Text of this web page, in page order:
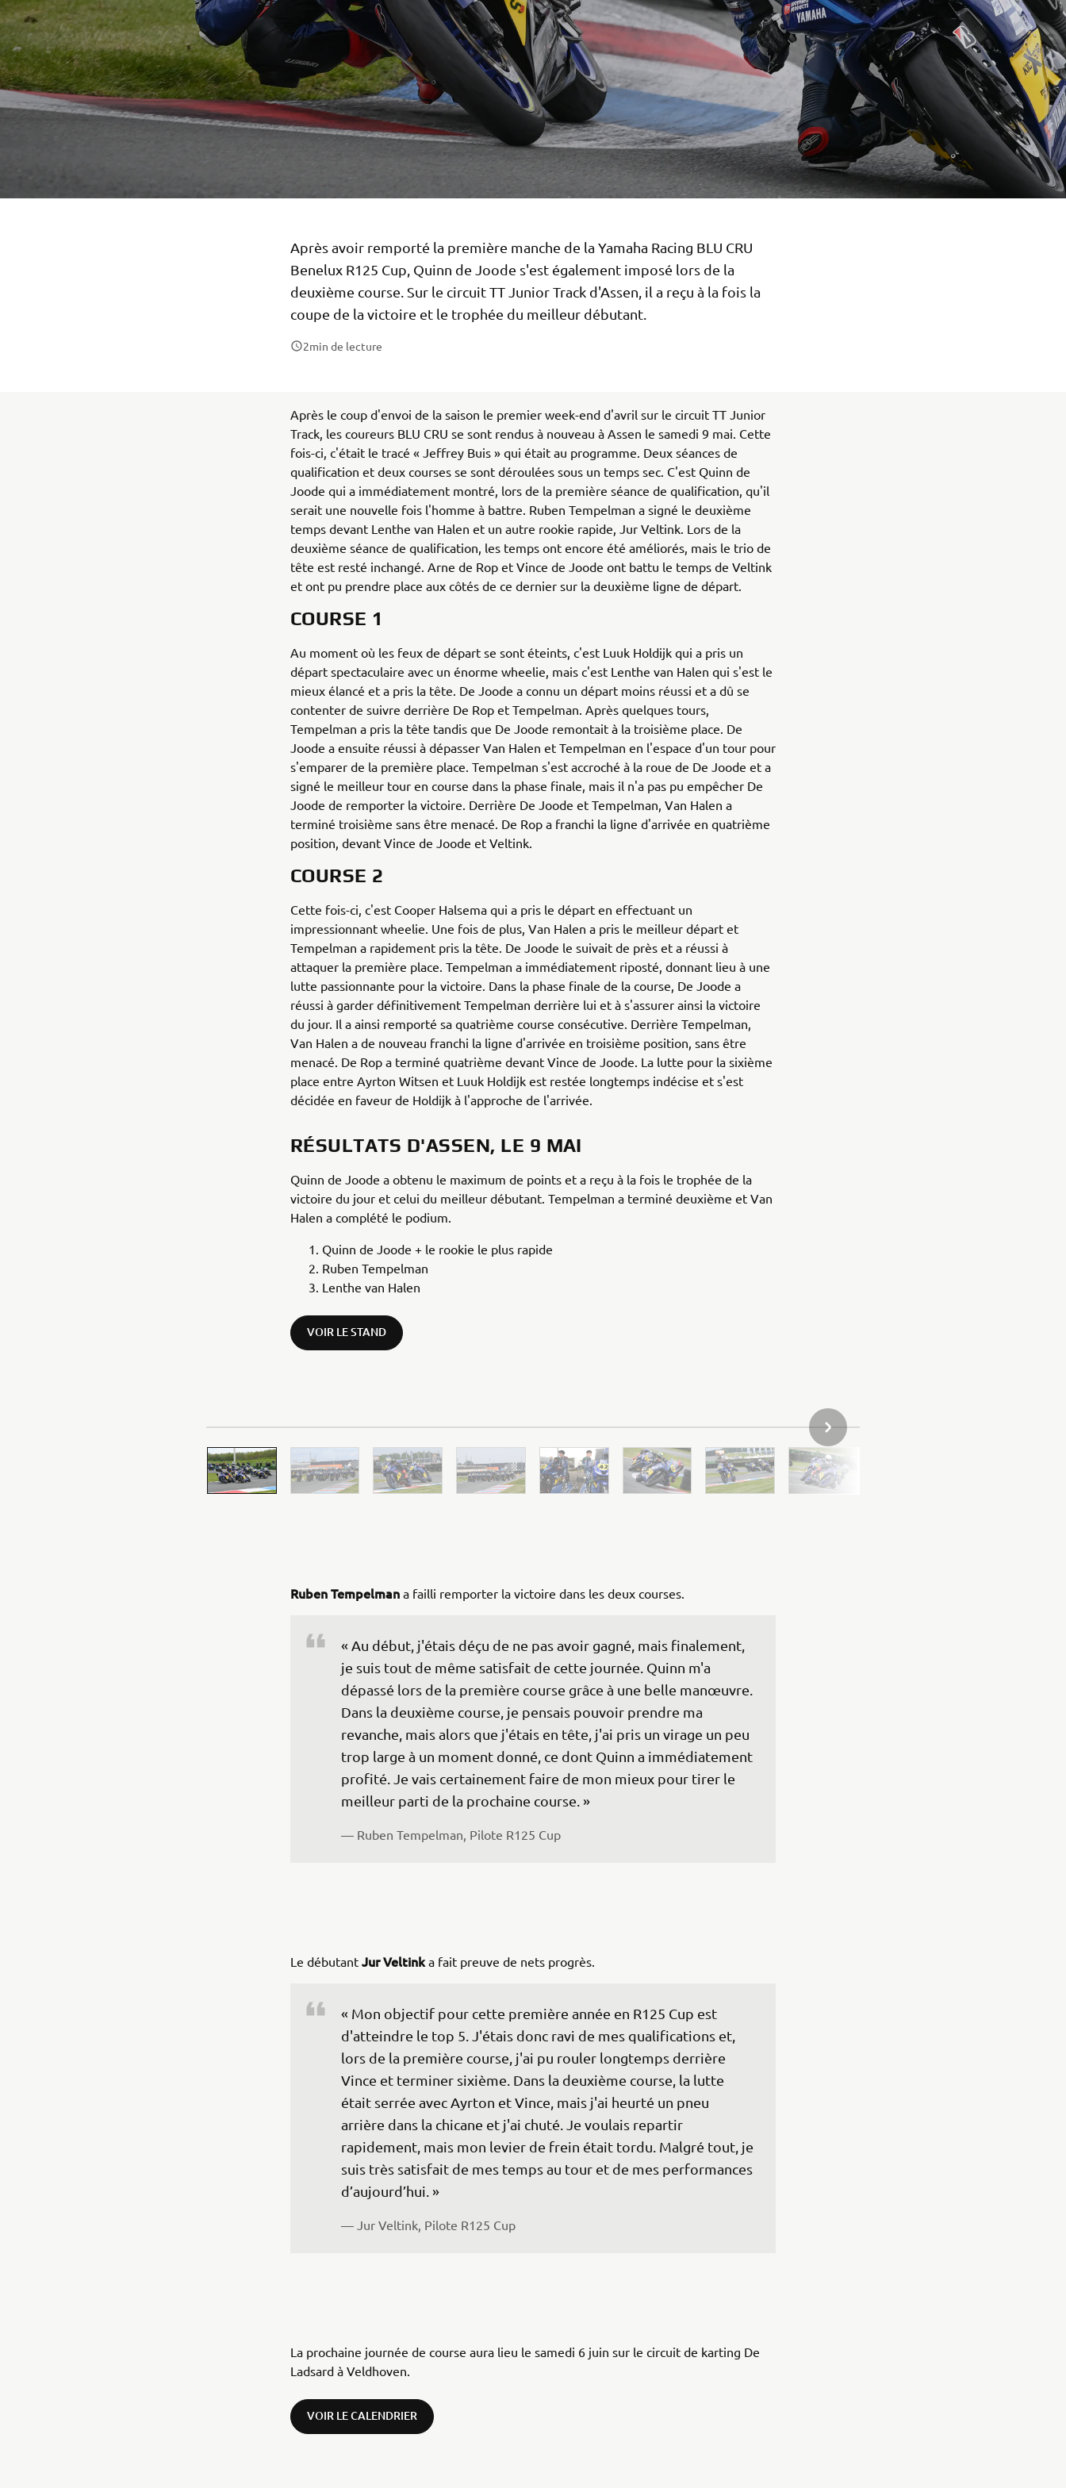
Après avoir remporté la première manche de la Yamaha Racing BLU CRU
Benelux R125 Cup, Quinn de Joode s'est également imposé lors de la
deuxième course. Sur le circuit TT Junior Track d'Assen, il a reçu à la fois la
coupe de la victoire et le trophée du meilleur débutant.
2min de lecture
Après le coup d'envoi de la saison le premier week-end d'avril sur le circuit TT Junior
Track, les coureurs BLU CRU se sont rendus à nouveau à Assen le samedi 9 mai. Cette
fois-ci, c'était le tracé « Jeffrey Buis » qui était au programme. Deux séances de
qualification et deux courses se sont déroulées sous un temps sec. C'est Quinn de
Joode qui a immédiatement montré, lors de la première séance de qualification, qu'il
serait une nouvelle fois l'homme à battre. Ruben Tempelman a signé le deuxième
temps devant Lenthe van Halen et un autre rookie rapide, Jur Veltink. Lors de la
deuxième séance de qualification, les temps ont encore été améliorés, mais le trio de
tête est resté inchangé. Arne de Rop et Vince de Joode ont battu le temps de Veltink
et ont pu prendre place aux côtés de ce dernier sur la deuxième ligne de départ.
COURSE 1
Au moment où les feux de départ se sont éteints, c'est Luuk Holdijk qui a pris un
départ spectaculaire avec un énorme wheelie, mais c'est Lenthe van Halen qui s'est le
mieux élancé et a pris la tête. De Joode a connu un départ moins réussi et a dû se
contenter de suivre derrière De Rop et Tempelman. Après quelques tours,
Tempelman a pris la tête tandis que De Joode remontait à la troisième place. De
Joode a ensuite réussi à dépasser Van Halen et Tempelman en l'espace d'un tour pour
s'emparer de la première place. Tempelman s'est accroché à la roue de De Joode et a
signé le meilleur tour en course dans la phase finale, mais il n'a pas pu empêcher De
Joode de remporter la victoire. Derrière De Joode et Tempelman, Van Halen a
terminé troisième sans être menacé. De Rop a franchi la ligne d'arrivée en quatrième
position, devant Vince de Joode et Veltink.
COURSE 2
Cette fois-ci, c'est Cooper Halsema qui a pris le départ en effectuant un
impressionnant wheelie. Une fois de plus, Van Halen a pris le meilleur départ et
Tempelman a rapidement pris la tête. De Joode le suivait de près et a réussi à
attaquer la première place. Tempelman a immédiatement riposté, donnant lieu à une
lutte passionnante pour la victoire. Dans la phase finale de la course, De Joode a
réussi à garder définitivement Tempelman derrière lui et à s'assurer ainsi la victoire
du jour. Il a ainsi remporté sa quatrième course consécutive. Derrière Tempelman,
Van Halen a de nouveau franchi la ligne d'arrivée en troisième position, sans être
menacé. De Rop a terminé quatrième devant Vince de Joode. La lutte pour la sixième
place entre Ayrton Witsen et Luuk Holdijk est restée longtemps indécise et s'est
décidée en faveur de Holdijk à l'approche de l'arrivée.
RÉSULTATS D'ASSEN, LE 9 MAI
Quinn de Joode a obtenu le maximum de points et a reçu à la fois le trophée de la
victoire du jour et celui du meilleur débutant. Tempelman a terminé deuxième et Van
Halen a complété le podium.
Quinn de Joode + le rookie le plus rapide
Ruben Tempelman
Lenthe van Halen
VOIR LE STAND
ARTICLE SUIVANT DE LA GALERIE
Ruben Tempelman a failli remporter la victoire dans les deux courses.
« Au début, j'étais déçu de ne pas avoir gagné, mais finalement,
je suis tout de même satisfait de cette journée. Quinn m'a
dépassé lors de la première course grâce à une belle manœuvre.
Dans la deuxième course, je pensais pouvoir prendre ma
revanche, mais alors que j'étais en tête, j'ai pris un virage un peu
trop large à un moment donné, ce dont Quinn a immédiatement
profité. Je vais certainement faire de mon mieux pour tirer le
meilleur parti de la prochaine course. »
— Ruben Tempelman, Pilote R125 Cup
Le débutant Jur Veltinka fait preuve de nets progrès.
« Mon objectif pour cette première année en R125 Cup est
d'atteindre le top 5. J'étais donc ravi de mes qualifications et,
lors de la première course, j'ai pu rouler longtemps derrière
Vince et terminer sixième. Dans la deuxième course, la lutte
était serrée avec Ayrton et Vince, mais j'ai heurté un pneu
arrière dans la chicane et j'ai chuté. Je voulais repartir
rapidement, mais mon levier de frein était tordu. Malgré tout, je
suis très satisfait de mes temps au tour et de mes performances
d’aujourd’hui. »
— Jur Veltink, Pilote R125 Cup
La prochaine journée de course aura lieu le samedi 6 juin sur le circuit de karting De
Ladsard à Veldhoven.
VOIR LE CALENDRIER